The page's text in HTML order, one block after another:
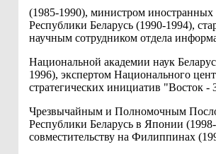
(1985-1990), министром иностранных
Республики Беларусь (1990-1994),
научным сотрудником отдела
Национальной академии наук
1996), экспертом Национального
стратегических инициатив "Восток -
Чрезвычайным и Полномочным
Республики Беларусь в Японии
совместительству на Филиппинах